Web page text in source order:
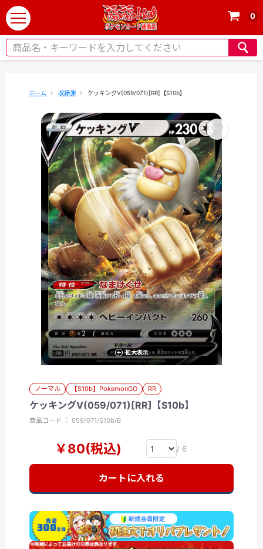
t
o
g
0
ホーム 収録弾 ケッキングV(059/071)[RR]【S10b】
拡大表示
ノーマル 【S10b】PokemonGO RR
ケッキングV(059/071)[RR]【S10b】
商品コード ： 059/071/S10b/B
￥80(税込) / 6
カートに入れる